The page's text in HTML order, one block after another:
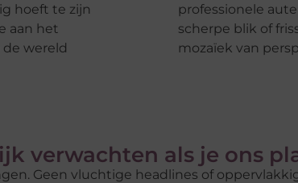
hoeft te zijn
aan het
wereld
professionele
scherpe blik of
mozaïek van
verwachten als je ons
Geen vluchtige headlines of